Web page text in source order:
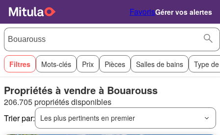
FavorisGérer vos alertes
Filtres Mots-clés Prix Pièces Salles de bains Type
Propriétés à vendre à Bouarouss
206.705 propriétés disponibles
Trier par:
Les plus pertinents en premier